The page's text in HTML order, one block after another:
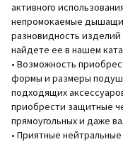
активного
непромокаемые
разновидность
найдете ее в нашем
• Возможность
формы и размеры
подходящих
приобрести защитные
прямоугольных и даже
• Приятные